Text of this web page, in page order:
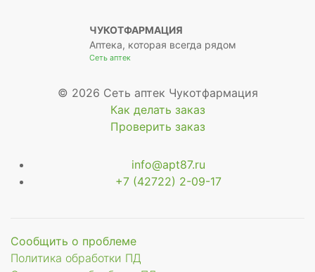
ЧУКОТФАРМАЦИЯ
Аптека, которая всегда рядом
Сеть аптек
© 2026 Сеть аптек Чукотфармация
Как делать заказ
Проверить заказ
info@apt87.ru
+7 (42722) 2-09-17
Сообщить о проблеме
Политика обработки ПД